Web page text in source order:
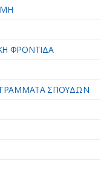
ΦΡΟΝΤΙΔΑ
ΣΠΟΥΔΩΝ